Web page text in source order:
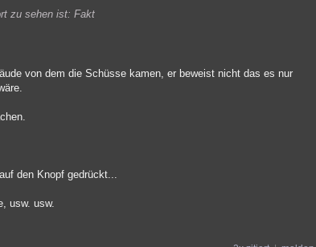
zu sehen ist: Fakt
von dem die Schüsse kamen, er beweist nicht das es nur
den Knopf gedrückt...
usw. usw.